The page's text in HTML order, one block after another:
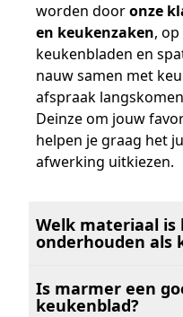
worden dooronze
en keukenzaken,
keukenbladen en
nauw samen met
afspraak
Deinze om jouw
helpen je graag het
afwerking uitkiezen.
Welk materiaal
onderhouden als
Is marmer een
keukenblad?